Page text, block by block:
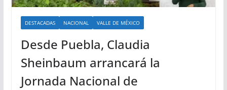
DESTACADAS NACIONAL VALLE DE MÉXICO
Desde Puebla, Claudia
Sheinbaum arrancará la
Jornada Nacional de